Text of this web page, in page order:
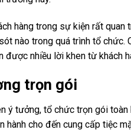
hàng trong sự kiện rất
nào trong quá trình tổ
nhiều lời khen từ khách
trọn gói
ý tưởng, tổ chức trọn gói
cho đến cung cấp tiệc